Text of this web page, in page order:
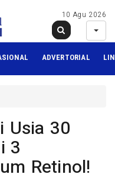
10 Agu 2026
ADVERTORIAL
Usia 30
3
Retinol!